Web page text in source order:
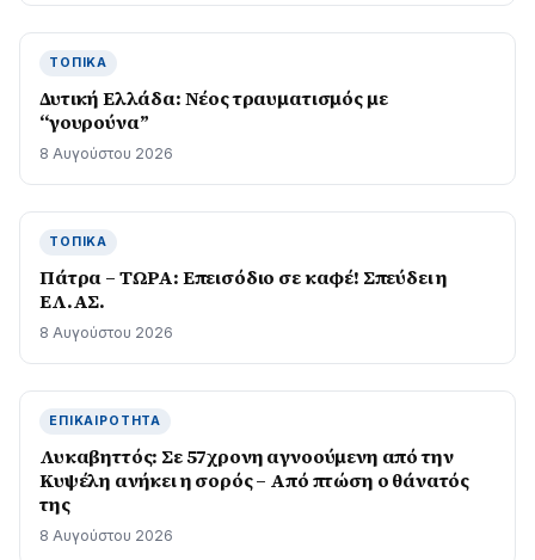
ΤΟΠΙΚΆ
Δυτική Ελλάδα: Νέος τραυματισμός με
“γουρούνα”
8 Αυγούστου 2026
ΤΟΠΙΚΆ
Πάτρα – ΤΩΡΑ: Επεισόδιο σε καφέ! Σπεύδει η
ΕΛ.ΑΣ.
8 Αυγούστου 2026
ΕΠΙΚΑΙΡΌΤΗΤΑ
Λυκαβηττός: Σε 57χρονη αγνοούμενη από την
Κυψέλη ανήκει η σορός – Από πτώση ο θάνατός
της
8 Αυγούστου 2026